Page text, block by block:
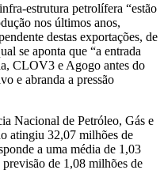
estrutura petrolífera “estão
nos últimos anos,
destas exportações, de
se aponta que “a entrada
CLOV3 e Agogo antes do
e abranda a pressão
Nacional de Petróleo, Gás e
atingiu 32,07 milhões de
a uma média de 1,03
de 1,08 milhões de